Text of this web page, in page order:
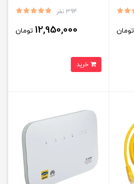
تومان
عدد آنتن اکسترنال 19 دسی بل و
394 نفر
12,950,000 تومان